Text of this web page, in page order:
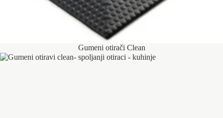
Gumeni otirači Clean